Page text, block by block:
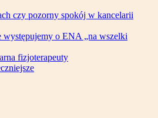
czy pozorny spokój w kancelarii
występujemy o ENA „na wszelki
fizjoterapeuty